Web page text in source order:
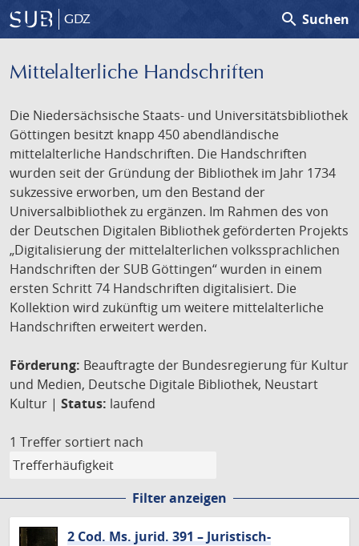
GDZ search Suchen
Mittelalterliche Handschriften
Die Niedersächsische Staats- und Universitätsbibliothek
Göttingen besitzt knapp 450 abendländische
mittelalterliche Handschriften. Die Handschriften
wurden seit der Gründung der Bibliothek im Jahr 1734
sukzessive erworben, um den Bestand der
Universalbibliothek zu ergänzen. Im Rahmen des von
der Deutschen Digitalen Bibliothek geförderten Projekts
„Digitalisierung der mittelalterlichen volkssprachlichen
Handschriften der SUB Göttingen“ wurden in einem
ersten Schritt 74 Handschriften digitalisiert. Die
Kollektion wird zukünftig um weitere mittelalterliche
Handschriften erweitert werden.
Förderung: Beauftragte der Bundesregierung für Kultur
und Medien, Deutsche Digitale Bibliothek, Neustart
Kultur | Status: laufend
1 Treffer sortiert nach
Filter anzeigen
2 Cod. Ms. jurid. 391 – Juristisch-